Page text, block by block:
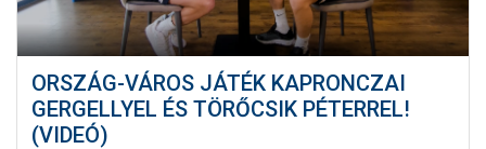
ORSZÁG-VÁROS JÁTÉK KAPRONCZAI
GERGELLYEL ÉS TÖRŐCSIK PÉTERREL!
(VIDEÓ)